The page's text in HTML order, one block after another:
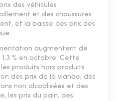
des véhicules
et des chaussures
et la baisse des prix des
augmentent de
1,3 % en octobre. Cette
produits hors produits
des prix de la viande, des
non alcoolisées et des
les prix du pain, des